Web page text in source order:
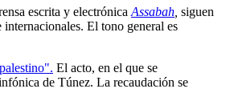
escrita y electrónica Assabah siguen
El tono general es
El acto, en el que se
de Túnez. La recaudación se